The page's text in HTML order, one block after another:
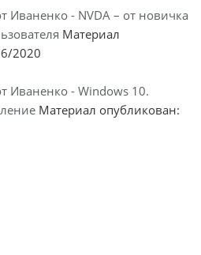
Иваненко - NVDA – от новичка
Материал
2020
Иваненко - Windows 10.
Материал опубликован: